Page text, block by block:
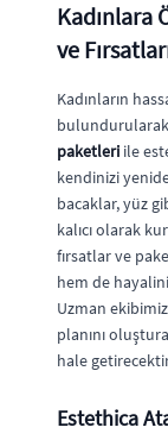
Kadınlara
ve
Kadınların
paketleri ile
kendinizi
bacaklar, yüz
kalıcı olarak
fırsatlar ve
hem de
Uzman
planını
hale
Estethica